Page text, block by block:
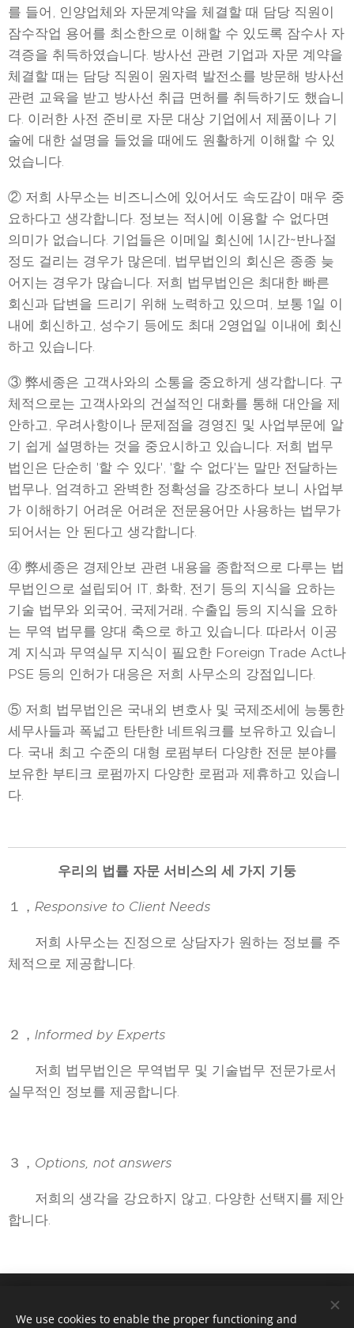
를 들어, 인양업체와 자문계약을 체결할 때 담당 직원이
잠수작업 용어를 최소한으로 이해할 수 있도록 잠수사 자
격증을 취득하였습니다. 방사선 관련 기업과 자문 계약을
체결할 때는 담당 직원이 원자력 발전소를 방문해 방사선
관련 교육을 받고 방사선 취급 면허를 취득하기도 했습니
다. 이러한 사전 준비로 자문 대상 기업에서 제품이나 기
술에 대한 설명을 들었을 때에도 원활하게 이해할 수 있
었습니다.
② 저희 사무소는 비즈니스에 있어서도 속도감이 매우 중
요하다고 생각합니다. 정보는 적시에 이용할 수 없다면
의미가 없습니다. 기업들은 이메일 회신에 1시간~반나절
정도 걸리는 경우가 많은데, 법무법인의 회신은 종종 늦
어지는 경우가 많습니다. 저희 법무법인은 최대한 빠른
회신과 답변을 드리기 위해 노력하고 있으며, 보통 1일 이
내에 회신하고, 성수기 등에도 최대 2영업일 이내에 회신
하고 있습니다.
③ 弊세종은 고객사와의 소통을 중요하게 생각합니다. 구
체적으로는 고객사와의 건설적인 대화를 통해 대안을 제
안하고, 우려사항이나 문제점을 경영진 및 사업부문에 알
기 쉽게 설명하는 것을 중요시하고 있습니다. 저희 법무
법인은 단순히 '할 수 있다', '할 수 없다'는 말만 전달하는
법무나, 엄격하고 완벽한 정확성을 강조하다 보니 사업부
가 이해하기 어려운 어려운 전문용어만 사용하는 법무가
되어서는 안 된다고 생각합니다.
④ 弊세종은 경제안보 관련 내용을 종합적으로 다루는 법
무법인으로 설립되어 IT, 화학, 전기 등의 지식을 요하는
기술 법무와 외국어, 국제거래, 수출입 등의 지식을 요하
는 무역 법무를 양대 축으로 하고 있습니다. 따라서 이공
계 지식과 무역실무 지식이 필요한 Foreign Trade Act나
PSE 등의 인허가 대응은 저희 사무소의 강점입니다.
⑤ 저희 법무법인은 국내외 변호사 및 국제조세에 능통한
세무사들과 폭넓고 탄탄한 네트워크를 보유하고 있습니
다. 국내 최고 수준의 대형 로펌부터 다양한 전문 분야를
보유한 부티크 로펌까지 다양한 로펌과 제휴하고 있습니
다.
우리의 법률 자문 서비스의 세 가지 기둥
１， Responsive to Client Needs
저희 사무소는 진정으로 상담자가 원하는 정보를 주
체적으로 제공합니다.
２， Informed by Experts
저희 법무법인은 무역법무 및 기술법무 전문가로서
실무적인 정보를 제공합니다.
３， Options, not answers
저희의 생각을 강요하지 않고, 다양한 선택지를 제안
합니다.
Tokyo Office : 28F,Taiyo Life Insurance Bldg. 2-16-2, Konan,
Minato city , Tokyo. Japan
We use cookies to enable the proper functioning and